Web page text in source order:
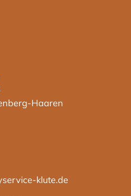
Haaren
klute.de